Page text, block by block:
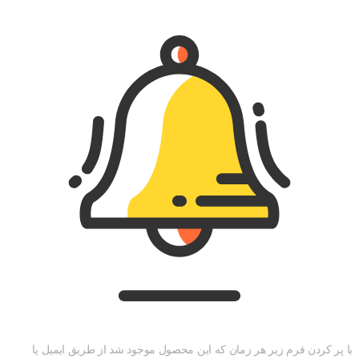
با پر کردن فرم زیر هر زمان که این محصول موجود شد از طریق ایمیل یا